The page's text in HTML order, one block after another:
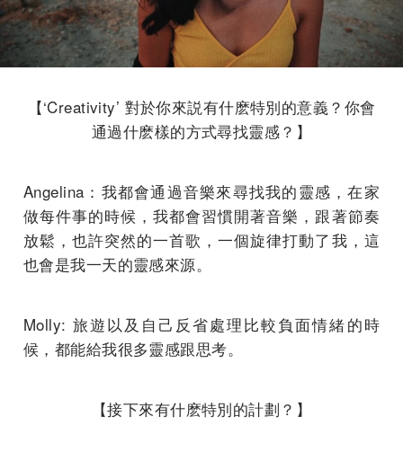
【‘Creativity’ 對於你來説有什麽特別的意義？你會
通過什麽樣的方式尋找靈感？】
Angelina：我都會通過音樂來尋找我的靈感，在家
做每件事的時候，我都會習慣開著音樂，跟著節奏
放鬆，也許突然的一首歌，一個旋律打動了我，這
也會是我一天的靈感來源。
Molly: 旅遊以及自己反省處理比較負面情緒的時
候，都能給我很多靈感跟思考。
【接下來有什麽特別的計劃？】